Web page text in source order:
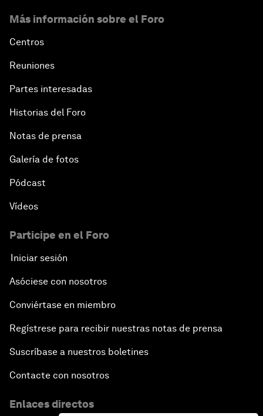
Más información sobre el Foro
Centros
Reuniones
Partes interesadas
Historias del Foro
Notas de prensa
Galería de fotos
Pódcast
Vídeos
Participe en el Foro
Iniciar sesión
Asóciese con nosotros
Conviértase en miembro
Regístrese para recibir nuestras notas de prensa
Suscríbase a nuestros boletines
Contacte con nosotros
Enlaces directos